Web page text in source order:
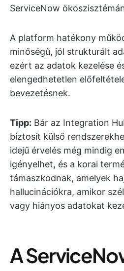
ServiceNow
A platform hatékony
minőségű, jól strukturált
ezért az adatok kezelése
elengedhetetlen
bevezetésnek.
Tipp: Bár az Integration
biztosít külső
idejű érvelés még mindig
igényelhet, és a korai
támaszkodnak, amelyek
hallucinációkra, amikor
vagy hiányos adatokat
A